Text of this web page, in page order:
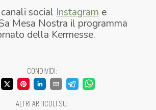
social Instagram e
Mesa Nostra il programma
della Kermesse.
CONDIVIDI:
ALTRI ARTICOLI SU: